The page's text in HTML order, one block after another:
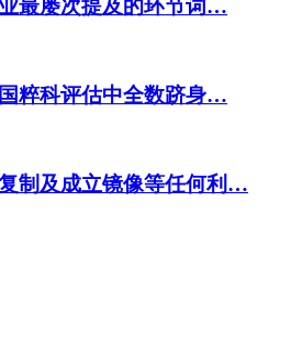
最屡次提及的环节词…
粹科评估中全数跻身…
制及成立镜像等任何利…